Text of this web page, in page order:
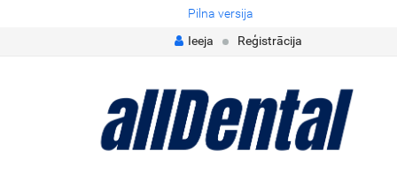
Pilna versija
Ieeja
Reģistrācija